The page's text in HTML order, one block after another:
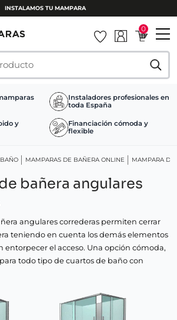
INSTALAMOS TU MAMPARA
0
Instaladores profesionales en
toda España
y
Financiación cómoda y
flexible
MAMPARAS DE BAÑERA ONLINE MAMPARA DE
bañera angulares
angulares correderas permiten cerrar
teniendo en cuenta los demás elementos
el acceso. Una opción cómoda,
todo tipo de cuartos de baño con